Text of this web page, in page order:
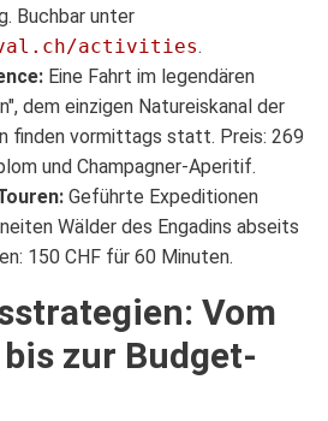
Buchbar unter
activities.
Eine Fahrt im legendären
dem einzigen Natureiskanal der
finden vormittags statt. Preis: 269
und Champagner-Aperitif.
Geführte Expeditionen
Wälder des Engadins abseits
150 CHF für 60 Minuten.
Vom
zur Budget-